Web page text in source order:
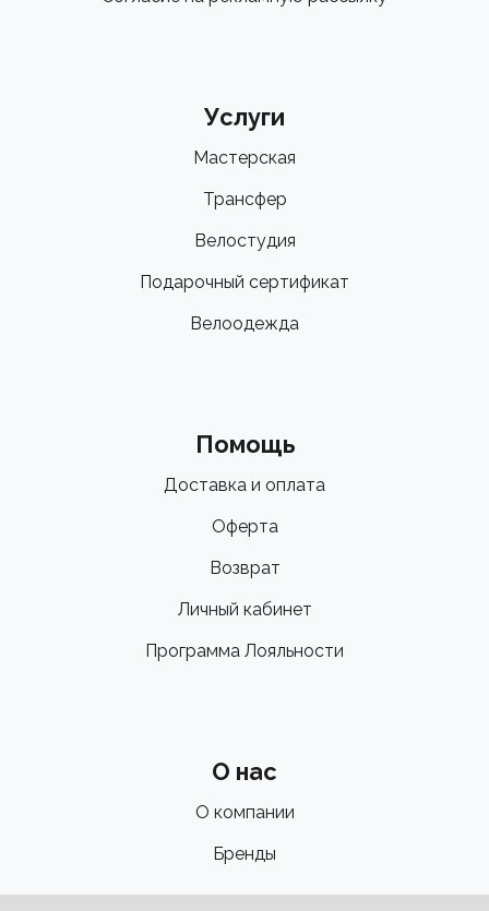
Услуги
Мастерская
Трансфер
Велостудия
Подарочный сертификат
Велоодежда
Помощь
Доставка и оплата
Оферта
Возврат
Личный кабинет
Программа Лояльности
О нас
О компании
Бренды